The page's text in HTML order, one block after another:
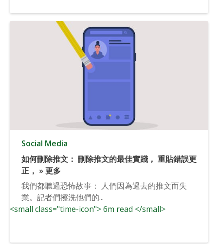
Social Media
如何刪除推文： 刪除推文的最佳實踐， 重貼錯誤更
正， » 更多
我們都聽過恐怖故事： 人們因為過去的推文而失
業。記者們擦洗他們的...
<small class="time-icon"> 6m read </small>